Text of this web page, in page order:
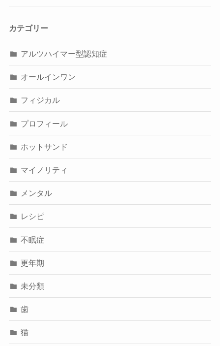
カテゴリー
アルツハイマー型認知症
オールインワン
フィジカル
プロフィール
ホットサンド
マイノリティ
メンタル
レシピ
不眠症
更年期
未分類
歯
猫